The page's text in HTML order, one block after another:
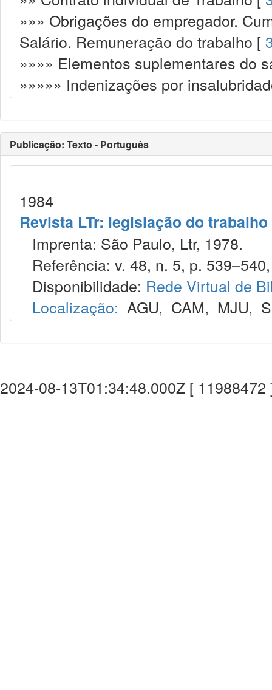
»»» Obrigações do empregador.
Salário. Remuneração do trabalho [
»»»» Elementos suplementares do
»»»»» Indenizações por
Publicação: Texto - Português
1984
Revista LTr: legislação do trabalho
Imprenta: São Paulo, Ltr, 1978.
Referência: v. 48, n. 5, p.
Disponibilidade: Rede Virtual de
Localização: AGU, CAM, MJU,
2024-08-13T01:34:48.000Z [ 11988472